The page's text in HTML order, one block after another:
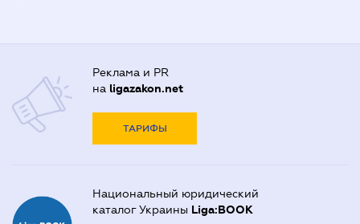
Реклама и PR
на ligazakon.net
ТАРИФЫ
Национальный юридический
каталог Украины Liga:BOOK